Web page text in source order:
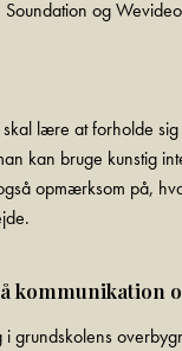
og
lære at forholde
kan bruge kunstig
opmærksom på,
kommunikation
grundskolens